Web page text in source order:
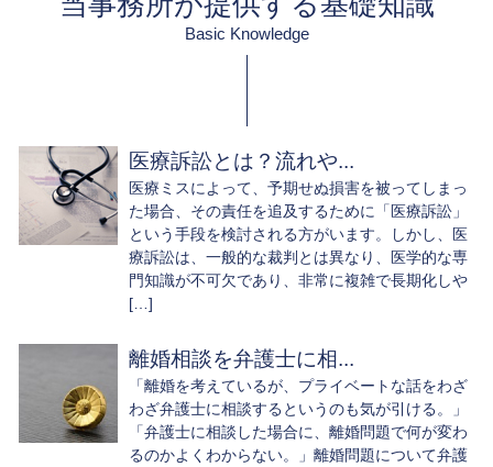
Basic Knowledge
医療訴訟とは？流れや...
医療ミスによって、予期せぬ損害を被ってしまっ
た場合、その責任を追及するために「医療訴訟」
という手段を検討される方がいます。しかし、医
療訴訟は、一般的な裁判とは異なり、医学的な専
門知識が不可欠であり、非常に複雑で長期化しや
[…]
離婚相談を弁護士に相...
「離婚を考えているが、プライベートな話をわざ
わざ弁護士に相談するというのも気が引ける。」
「弁護士に相談した場合に、離婚問題で何が変わ
るのかよくわからない。」離婚問題について弁護